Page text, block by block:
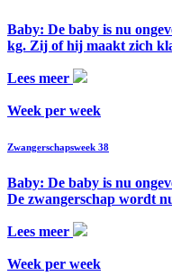
Baby: De baby is nu
kg. Zij of hij maakt zich
Lees meer
Week per week
Zwangerschapsweek 38
Baby: De baby is nu
De zwangerschap wordt
Lees meer
Week per week